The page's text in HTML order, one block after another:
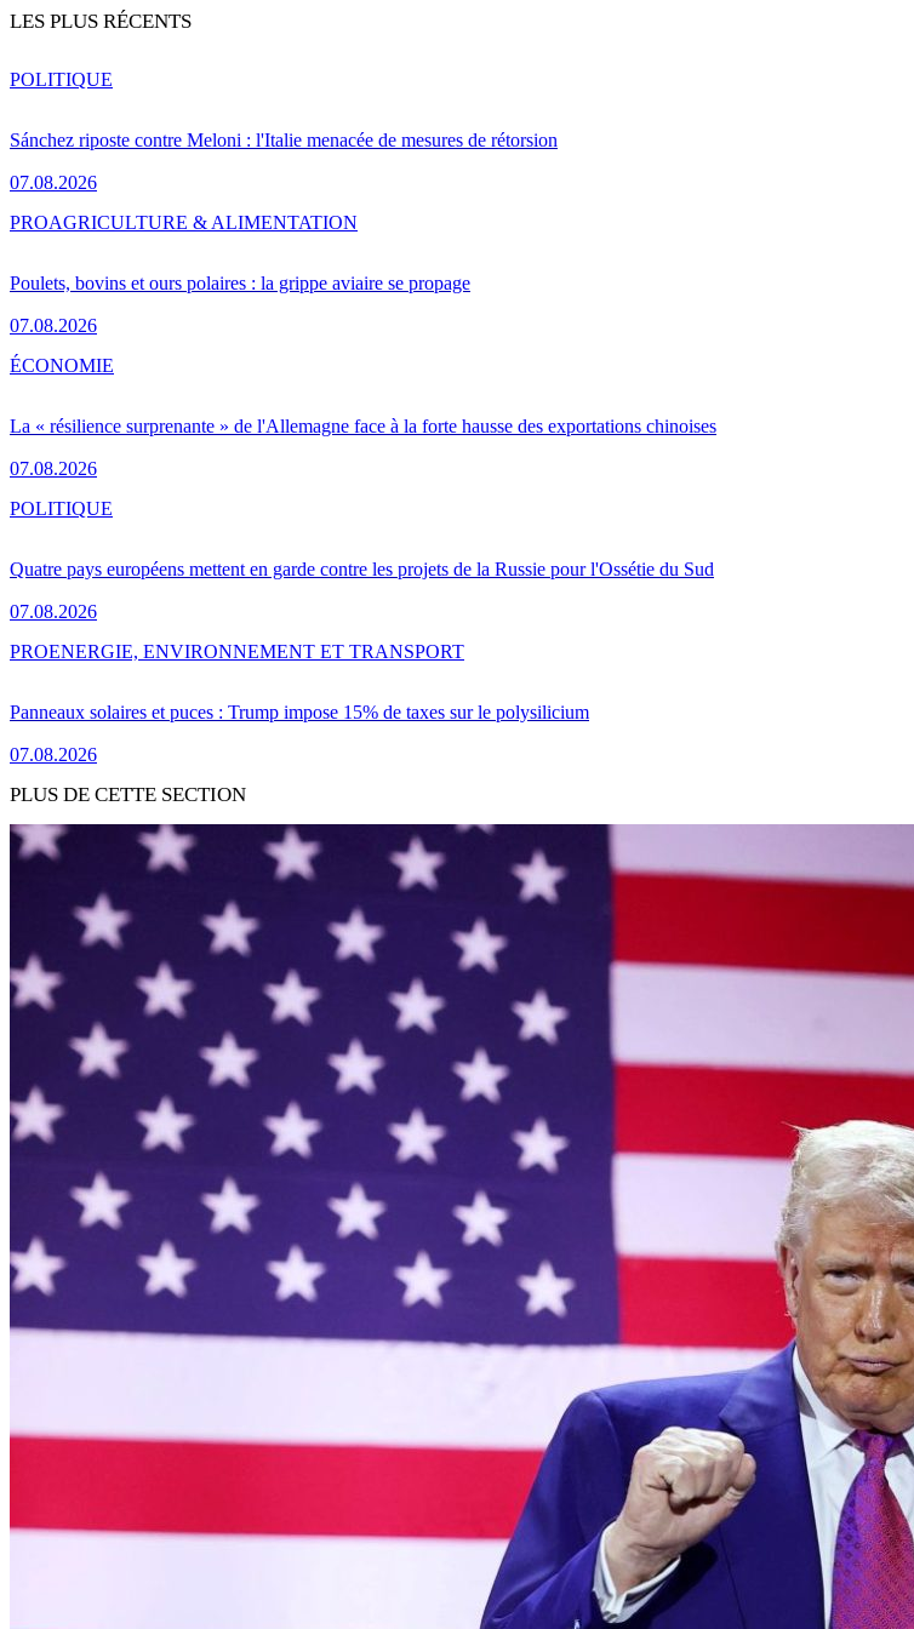
LES PLUS RÉCENTS
Sánchez riposte contre Meloni : l'Italie menacée de mesures de rétorsion
07.08.2026
POLITIQUE
Poulets, bovins et ours polaires : la grippe aviaire se propage
07.08.2026
PROAGRICULTURE & ALIMENTATION
La « résilience surprenante » de l'Allemagne face à la forte hausse des exportations chinoises
07.08.2026
ÉCONOMIE
Quatre pays européens mettent en garde contre les projets de la Russie pour l'Ossétie du Sud
07.08.2026
POLITIQUE
Panneaux solaires et puces : Trump impose 15% de taxes sur le polysilicium
07.08.2026
PROENERGIE, ENVIRONNEMENT ET TRANSPORT
PLUS DE CETTE SECTION